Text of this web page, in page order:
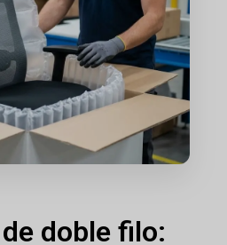
doble filo: